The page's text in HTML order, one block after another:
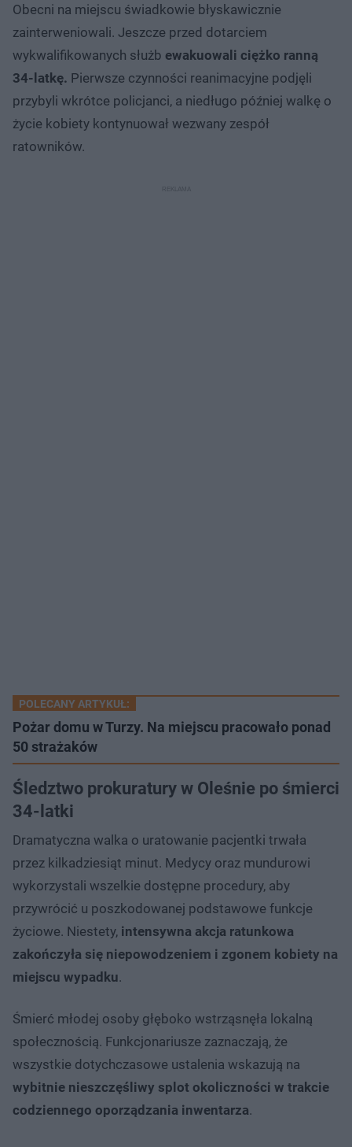
Obecni na miejscu świadkowie błyskawicznie
zainterweniowali. Jeszcze przed dotarciem
wykwalifikowanych służb ewakuowali ciężko ranną
34-latkę. Pierwsze czynności reanimacyjne podjęli
przybyli wkrótce policjanci, a niedługo później walkę o
życie kobiety kontynuował wezwany zespół
ratowników.
POLECANY ARTYKUŁ:
Pożar domu w Turzy. Na miejscu pracowało ponad
50 strażaków
Śledztwo prokuratury w Oleśnie po śmierci
34-latki
Dramatyczna walka o uratowanie pacjentki trwała
przez kilkadziesiąt minut. Medycy oraz mundurowi
wykorzystali wszelkie dostępne procedury, aby
przywrócić u poszkodowanej podstawowe funkcje
życiowe. Niestety, intensywna akcja ratunkowa
zakończyła się niepowodzeniem i zgonem kobiety na
miejscu wypadku.
Śmierć młodej osoby głęboko wstrząsnęła lokalną
społecznością. Funkcjonariusze zaznaczają, że
wszystkie dotychczasowe ustalenia wskazują na
wybitnie nieszczęśliwy splot okoliczności w trakcie
codziennego oporządzania inwentarza.